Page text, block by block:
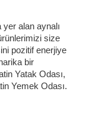
alan aynalı
size
pozitif enerjiye
bir
Yatak Odası,
Yemek Odası.